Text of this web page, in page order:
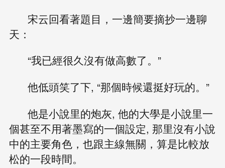
宋云回看著題目，一邊簡要摘抄一邊聊
天：
“我已經很久沒有做高數了。”
他低頭笑了下, “那個時候還挺好玩的。”
他是小說里的炮灰, 他的大學是小說里一
個甚至不用著墨寫的一個設定, 那里沒有小說
中的主要角色，也跟主線無關，算是比較放
松的一段時間。